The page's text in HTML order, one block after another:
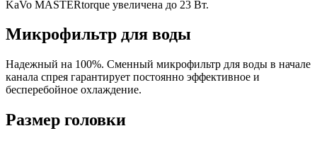
KaVo MASTERtorque увеличена до 23 Вт.
Микрофильтр для воды
Надежный на 100%. Сменный микрофильтр для воды в начале
канала спрея гарантирует постоянно эффективное и
бесперебойное охлаждение.
Размер головки